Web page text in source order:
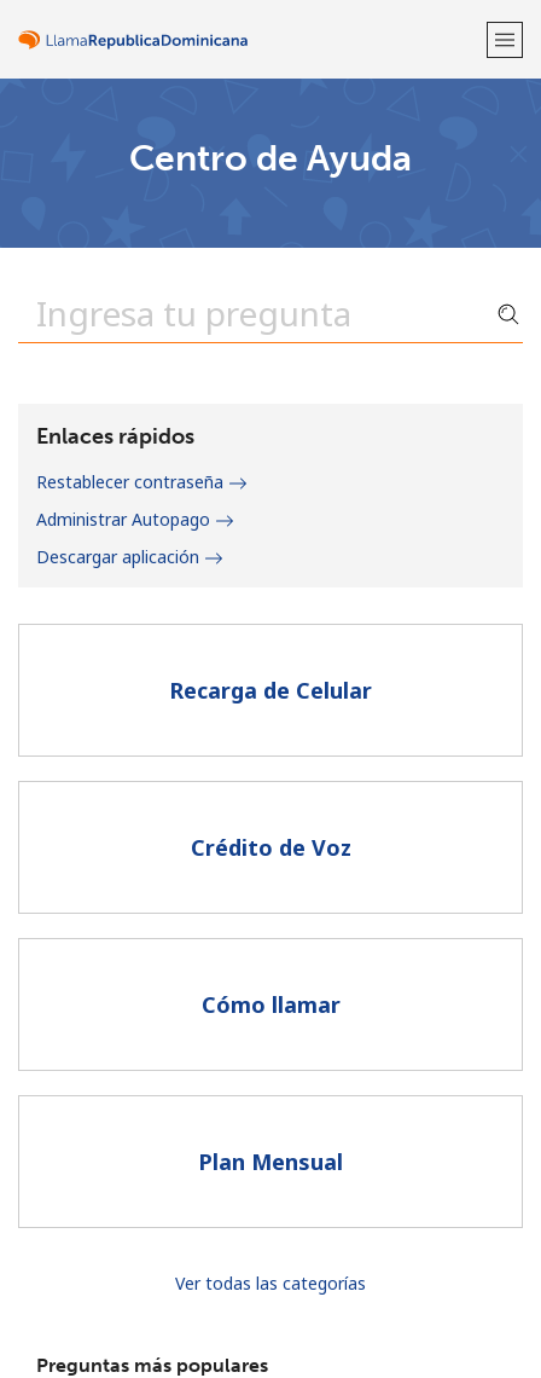
Un caracter especial
Al abrir una cuenta en este sitio web, estoy de acuerdo con
Centro de Ayuda
Recarga de Celular
Crédito de Voz
Cómo llamar
Plan Mensual
Ver todas las categorías
Preguntas más populares
Enlaces rápidos
Restablecer contraseña
Administrar Autopago
Descargar aplicación